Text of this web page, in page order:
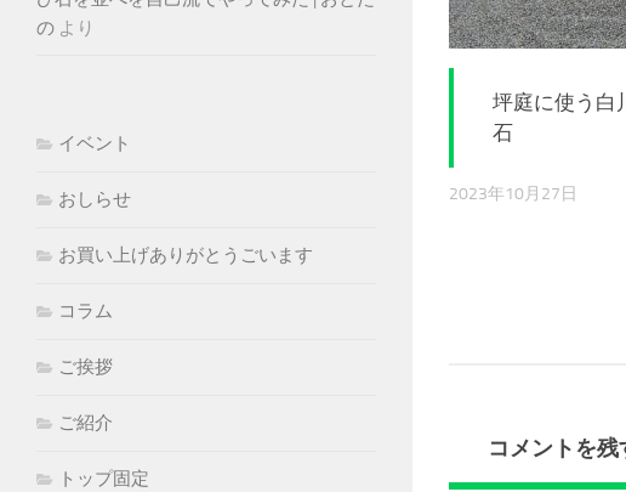
坪庭に使う白
石
2023年10月27日
コメントを残
の より
イベント
おしらせ
お買い上げありがとうごいます
コラム
ご挨拶
ご紹介
トップ固定